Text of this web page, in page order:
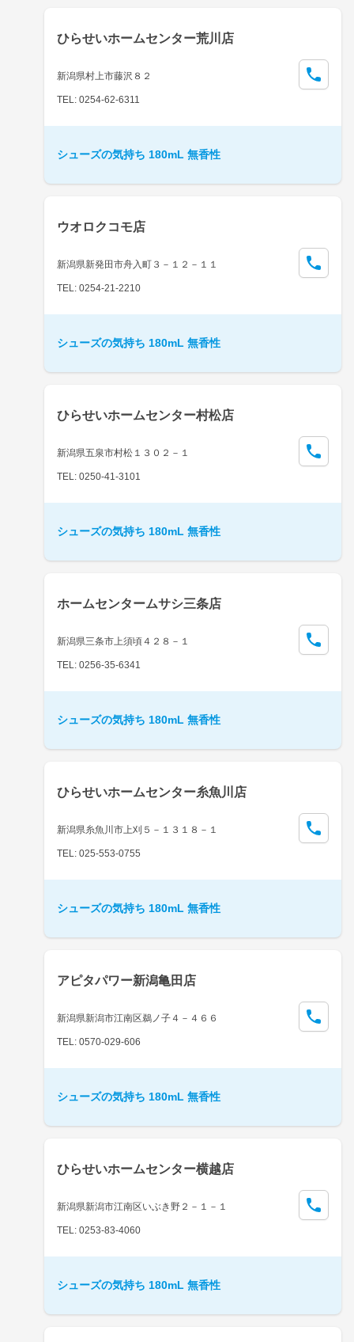
ひらせいホームセンター荒川店
新潟県村上市藤沢８２
TEL: 0254-62-6311
シューズの気持ち 180mL 無香性
ウオロクコモ店
新潟県新発田市舟入町３－１２－１１
TEL: 0254-21-2210
シューズの気持ち 180mL 無香性
ひらせいホームセンター村松店
新潟県五泉市村松１３０２－１
TEL: 0250-41-3101
シューズの気持ち 180mL 無香性
ホームセンタームサシ三条店
新潟県三条市上須頃４２８－１
TEL: 0256-35-6341
シューズの気持ち 180mL 無香性
ひらせいホームセンター糸魚川店
新潟県糸魚川市上刈５－１３１８－１
TEL: 025-553-0755
シューズの気持ち 180mL 無香性
アピタパワー新潟亀田店
新潟県新潟市江南区鵜ノ子４－４６６
TEL: 0570-029-606
シューズの気持ち 180mL 無香性
ひらせいホームセンター横越店
新潟県新潟市江南区いぶき野２－１－１
TEL: 0253-83-4060
シューズの気持ち 180mL 無香性